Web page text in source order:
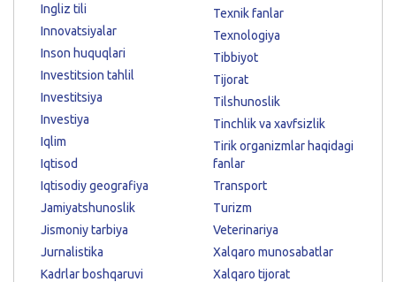
Ingliz tili
Innovatsiyalar
Inson huquqlari
Investitsion tahlil
Investitsiya
Investiya
Iqlim
Iqtisod
Iqtisodiy geografiya
Jamiyatshunoslik
Jismoniy tarbiya
Jurnalistika
Kadrlar boshqaruvi
Texnik fanlar
Texnologiya
Tibbiyot
Tijorat
Tilshunoslik
Tinchlik va xavfsizlik
Tirik organizmlar haqidagi
fanlar
Transport
Turizm
Veterinariya
Xalqaro munosabatlar
Xalqaro tijorat